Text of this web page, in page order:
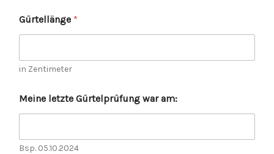
Gürtellänge *
in Zentimeter
Meine letzte Gürtelprüfung war am:
Bsp. 05.10.2024